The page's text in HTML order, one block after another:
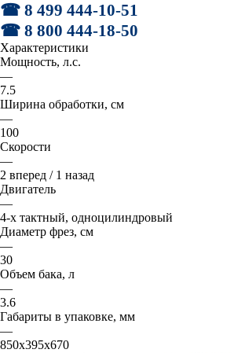
☎ 8 499 444-10-51
☎ 8 800 444-18-50
Характеристики
Мощность, л.с.
—
7.5
Ширина обработки, см
—
100
Скорости
—
2 вперед / 1 назад
Двигатель
—
4-х тактный, одноцилиндровый
Диаметр фрез, см
—
30
Объем бака, л
—
3.6
Габариты в упаковке, мм
—
850x395x670